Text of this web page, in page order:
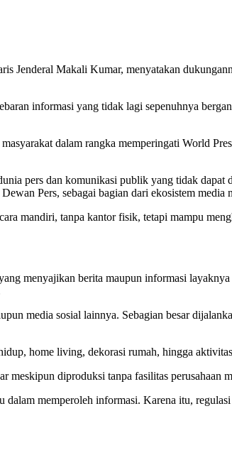
Jenderal Makali Kumar, menyatakan
informasi yang tidak lagi sepenuhnya
dalam rangka memperingati World
pers dan komunikasi publik yang tidak
Pers, sebagai bagian dari ekosistem media
mandiri, tanpa kantor fisik, tetapi mampu
menyajikan berita maupun informasi
media sosial lainnya. Sebagian besar
home living, dekorasi rumah, hingga
meskipun diproduksi tanpa fasilitas perusahaan
memperoleh informasi. Karena itu,